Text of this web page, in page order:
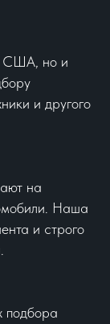
США, но и
и другого
на
Наша
и строго
подбора